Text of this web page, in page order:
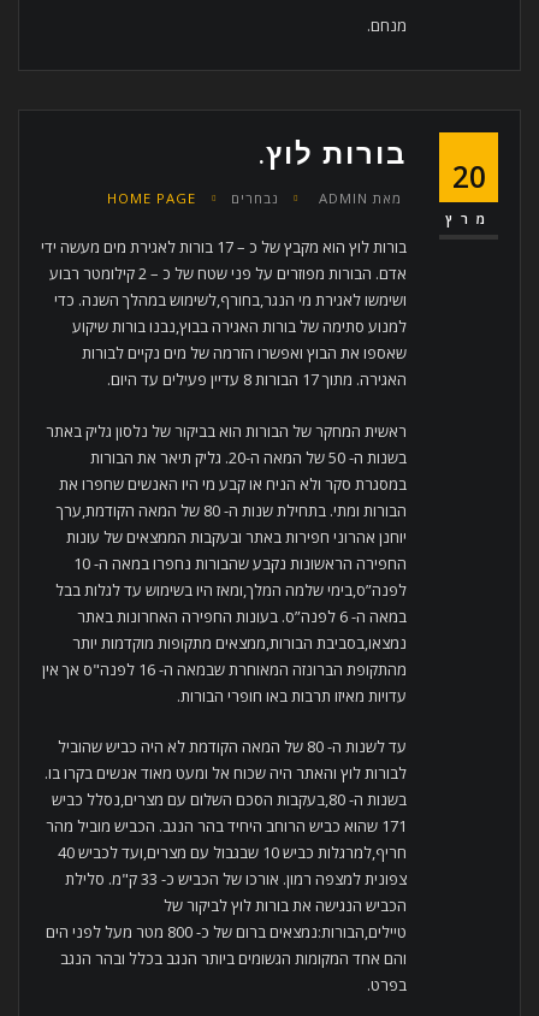
מנחם.
20
מרץ
בורות לוץ.
מאת ADMIN נבחרים HOME PAGE
בורות לוץ הוא מקבץ של כ – 17 בורות לאגירת מים מעשה ידי
אדם. הבורות מפוזרים על פני שטח של כ – 2 קילומטר רבוע
ושימשו לאגירת מי הנגר,בחורף,לשימוש במהלך השנה. כדי
למנוע סתימה של בורות האגירה בבוץ,נבנו בורות שיקוע
שאספו את הבוץ ואפשרו הזרמה של מים נקיים לבורות
האגירה. מתוך 17 הבורות 8 עדיין פעילים עד היום.
ראשית המחקר של הבורות הוא בביקור של נלסון גליק באתר
בשנות ה- 50 של המאה ה-20. גליק תיאר את הבורות
במסגרת סקר ולא הניח או קבע מי היו האנשים שחפרו את
הבורות ומתי. בתחילת שנות ה- 80 של המאה הקודמת,ערך
יוחנן אהרוני חפירות באתר ובעקבות הממצאים של עונות
החפירה הראשונות נקבע שהבורות נחפרו במאה ה- 10
לפנה”ס,בימי שלמה המלך,ומאז היו בשימוש עד לגלות בבל
במאה ה- 6 לפנה”ס. בעונות החפירה האחרונות באתר
נמצאו,בסביבת הבורות,ממצאים מתקופות מוקדמות יותר
מהתקופת הברונזה המאוחרת שבמאה ה- 16 לפנה"ס אך אין
עדויות מאיזו תרבות באו חופרי הבורות.
עד לשנות ה- 80 של המאה הקודמת לא היה כביש שהוביל
לבורות לוץ והאתר היה שכוח אל ומעט מאוד אנשים בקרו בו.
בשנות ה- 80,בעקבות הסכם השלום עם מצרים,נסלל כביש
171 שהוא כביש הרוחב היחיד בהר הנגב. הכביש מוביל מהר
חריף,למרגלות כביש 10 שבגבול עם מצרים,ועד לכביש 40
צפונית למצפה רמון. אורכו של הכביש כ- 33 ק"מ. סלילת
הכביש הנגישה את בורות לוץ לביקור של
טיילים,הבורות:נמצאים ברום של כ- 800 מטר מעל לפני הים
והם אחד המקומות הגשומים ביותר הנגב בכלל ובהר הנגב
בפרט.